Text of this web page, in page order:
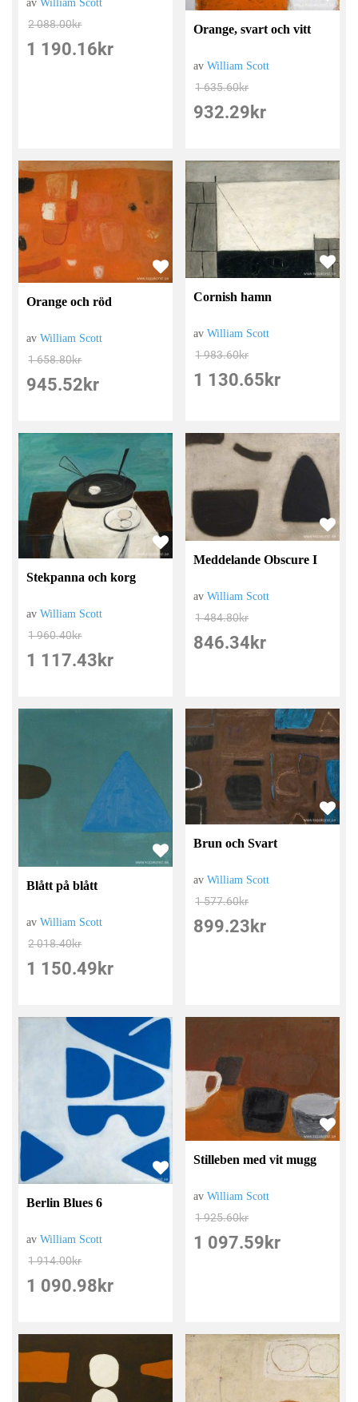
av William Scott
2 088.00kr
1 190.16 kr
Orange, svart och vitt
avWilliam Scott
1 635.60kr
932.29 kr
Orange och röd
avWilliam Scott
1 658.80kr
945.52 kr
Cornish hamn
avWilliam Scott
1 983.60kr
1 130.65 kr
Stekpanna och korg
avWilliam Scott
1 960.40kr
1 117.43 kr
Meddelande Obscure I
avWilliam Scott
1 484.80kr
846.34 kr
Blått på blått
avWilliam Scott
2 018.40kr
1 150.49 kr
Brun och Svart
avWilliam Scott
1 577.60kr
899.23 kr
Berlin Blues 6
avWilliam Scott
1 914.00kr
1 090.98 kr
Stilleben med vit mugg
avWilliam Scott
1 925.60kr
1 097.59 kr